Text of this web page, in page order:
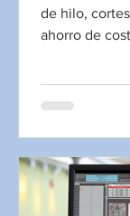
de hilo,
ahorro de